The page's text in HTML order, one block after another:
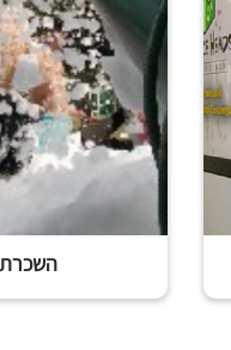
השכרת